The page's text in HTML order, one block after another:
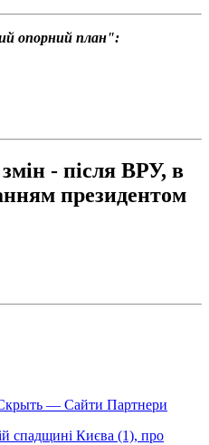
опорний план":
- після ВРУ, в
президентом
— Сайти Партнери
спадщині Києва (1), про